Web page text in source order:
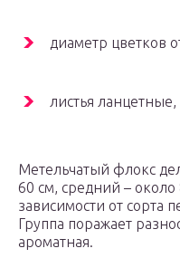
диаметр цветков
листья
Метельчатый флокс
60 см, средний –
зависимости от сорта
Группа поражает
ароматная.